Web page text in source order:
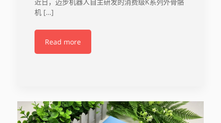
机 […]
Read more